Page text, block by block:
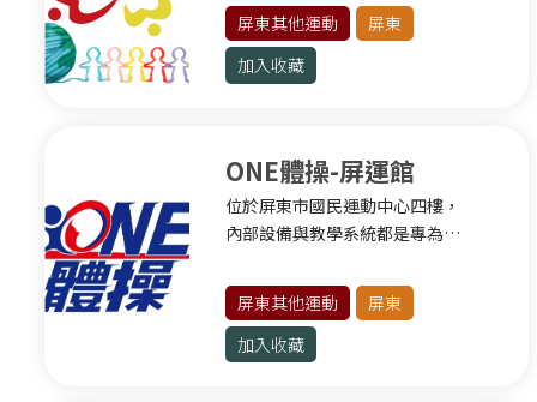
彰化其他運動
南投
球類運動
嘉義
嘉義其他運動
屏東其他運動
屏東
加入收藏
ONE體操-屏運館
位於屏東市國民運動中心四樓，
內部設備與教學系統都是專為學
屏東其他運動
屏東
加入收藏